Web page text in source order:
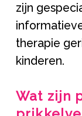
zijn
therapie
kinderen.
Wat zijn